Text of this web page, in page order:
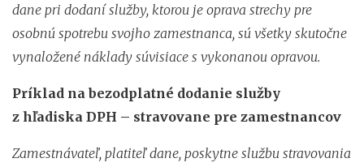
dane pri dodaní služby, ktorou je oprava strechy pre
osobnú spotrebu svojho zamestnanca, sú všetky skutočne
vynaložené náklady súvisiace s vykonanou opravou.
Príklad na bezodplatné dodanie služby
z hľadiska DPH – stravovane pre zamestnancov
Zamestnávateľ, platiteľ dane, poskytne službu stravovania